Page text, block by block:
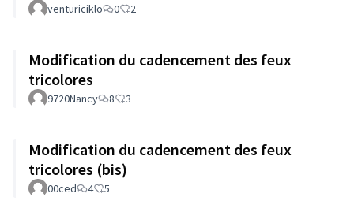
venturiciklo 0 2
Modification du cadencement des feux
tricolores
9720Nancy 8 3
Modification du cadencement des feux
tricolores (bis)
00ced 4 5